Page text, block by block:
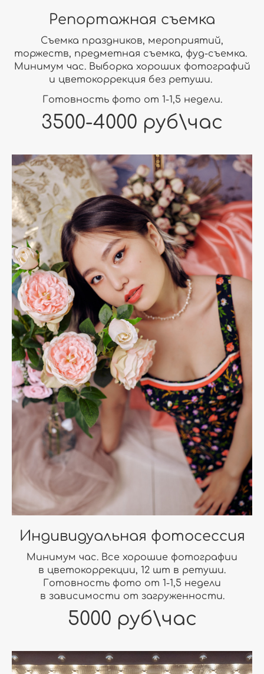
Репортажная съемка
Съемка праздников, мероприятий,
торжеств, предметная съемка, фуд-съемка.
Минимум час. Выборка хороших фотографий
и цветокоррекция без ретуши.
Готовность фото от 1-1,5 недели.
3500-4000 руб\час
Индивидуальная фотосессия
Минимум час. Все хорошие фотографии
в цветокоррекции, 12 шт в ретуши.
Готовность фото от 1-1,5 недели
в зависимости от загруженности.
5000 руб\час